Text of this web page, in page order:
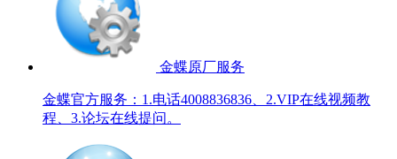
金蝶原厂服务
金蝶官方服务：1.电话4008836836、2.VIP在线视频教
程、3.论坛在线提问。